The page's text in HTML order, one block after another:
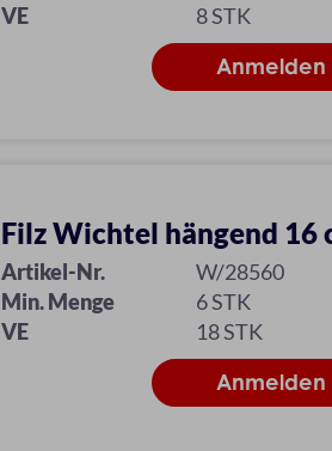
VE
8 STK
Filz Wichtel hängend 16
Artikel-Nr.
W/28560
Min. Menge
6 STK
VE
18 STK